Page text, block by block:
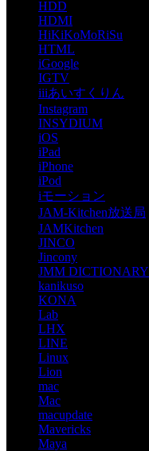
HDD
HDMI
HiKiKoMoRiSu
HTML
iGoogle
IGTV
iiiあいすくりん
Instagram
INSYDIUM
iOS
iPad
iPhone
iPod
iモーション
JAM-Kitchen放送局
JAMKitchen
JINCO
Jincony
JMM DICTIONARY
kanikuso
KONA
Lab
LHX
LINE
Linux
Lion
mac
Mac
macupdate
Mavericks
Maya